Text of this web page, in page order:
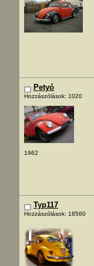
Petyó
Hozzászólások: 1020
1962
Typ117
Hozzászólások: 18560